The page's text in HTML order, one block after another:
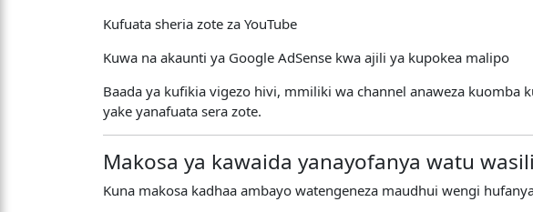
Kufuata sheria zote za YouTube
Kuwa na akaunti ya Google AdSense kwa ajili ya kupokea malipo
Baada ya kufikia vigezo hivi, mmiliki wa channel anaweza
yake yanafuata sera zote.
Makosa ya kawaida yanayofanya watu
Kuna makosa kadhaa ambayo watengeneza maudhui wengi